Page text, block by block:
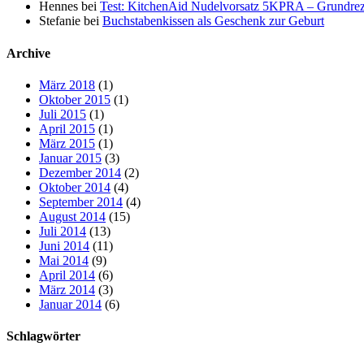
Hennes bei Test: KitchenAid Nudelvorsatz 5KPRA –
Stefanie bei Buchstabenkissen als Geschenk zur Geburt
Archive
März 2018 (1)
Oktober 2015 (1)
Juli 2015 (1)
April 2015 (1)
März 2015 (1)
Januar 2015 (3)
Dezember 2014 (2)
Oktober 2014 (4)
September 2014 (4)
August 2014 (15)
Juli 2014 (13)
Juni 2014 (11)
Mai 2014 (9)
April 2014 (6)
März 2014 (3)
Januar 2014 (6)
Schlagwörter